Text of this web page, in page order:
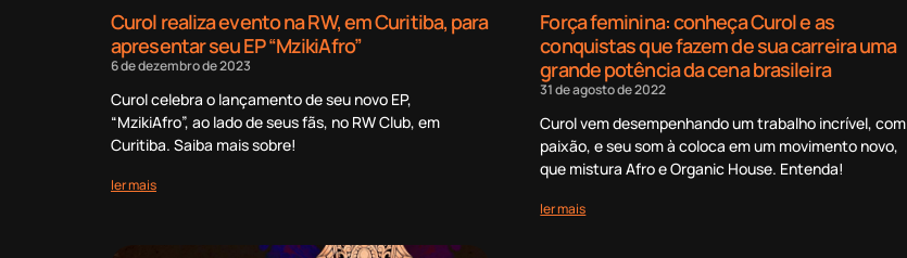
Curol realiza evento na RW, em Curitiba, para
apresentar seu EP “MzikiAfro”
6 de dezembro de 2023
Curol celebra o lançamento de seu novo EP,
“MzikiAfro”, ao lado de seus fãs, no RW Club, em
Curitiba. Saiba mais sobre!
ler mais
Força feminina: conheça Curol e as
conquistas que fazem de sua carreira uma
grande potência da cena brasileira
31 de agosto de 2022
Curol vem desempenhando um trabalho incrível, com
paixão, e seu som à coloca em um movimento novo,
que mistura Afro e Organic House. Entenda!
ler mais